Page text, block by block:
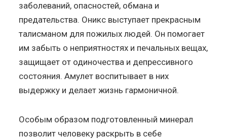
заболеваний, опасностей, обмана и
предательства. Оникс выступает прекрасным
талисманом для пожилых людей. Он помогает
им забыть о неприятностях и печальных вещах,
защищает от одиночества и депрессивного
состояния. Амулет воспитывает в них
выдержку и делает жизнь гармоничной.
Особым образом подготовленный минерал
позволит человеку раскрыть в себе